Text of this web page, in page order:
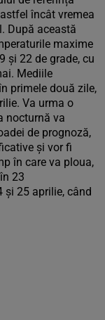
încât vremea
După această
maxime
și 22 de grade, cu
Mediile
primele două zile,
Va urma o
nocturnă va
de prognoză,
și vor fi
în care va ploua,
23
și 25 aprilie, când